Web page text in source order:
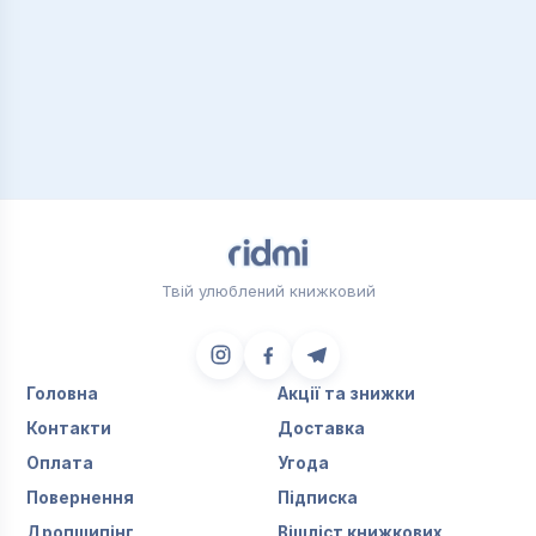
Твій улюблений книжковий
Головна
Акції та знижки
Контакти
Доставка
Оплата
Угода
Повернення
Підписка
Дропшипінг
Вішліст книжкових